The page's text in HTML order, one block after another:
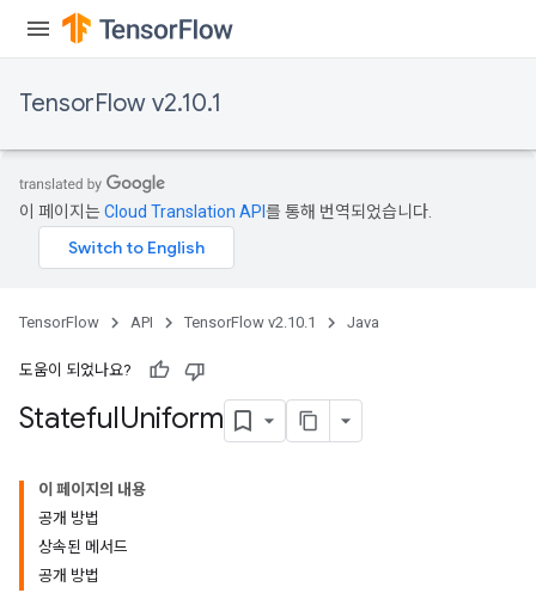
TensorFlow v2.10.1
이 페이지는Cloud Translation API 를 통해 번역되었습니다.
TensorFlow API TensorFlow v2.10.1 Java
도움이 되었나요?
StatefulUniform
이 페이지의 내용
공개 방법
상속된 메서드
공개 방법